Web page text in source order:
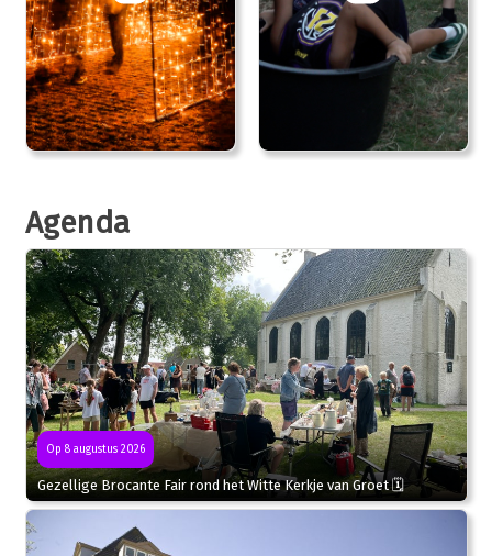
Agenda
Op 8 augustus 2026
Gezellige Brocante Fair rond het Witte Kerkje van Groet 🗓